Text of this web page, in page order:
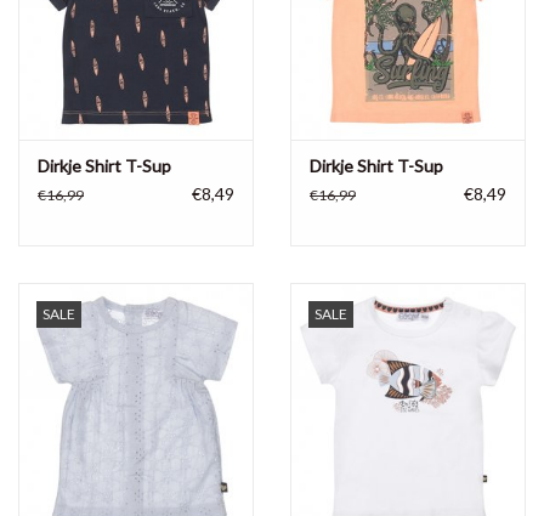
Dirkje Shirt T-Sup
€16,99 €8,49
Dirkje Shirt T-Sup
€16,99 €8,49
SALE SALE